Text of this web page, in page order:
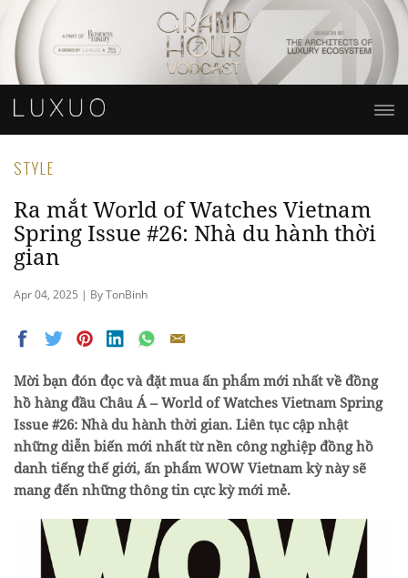
STYLE
Ra mắt World of Watches Vietnam
Spring Issue #26: Nhà du hành thời
gian
Apr 04, 2025 | By TonBinh
Mời bạn đón đọc và đặt mua ấn phẩm mới nhất về đồng
hồ hàng đầu Châu Á – World of Watches Vietnam Spring
Issue #26: Nhà du hành thời gian. Liên tục cập nhật
những diễn biến mới nhất từ nền công nghiệp đồng hồ
danh tiếng thế giới, ấn phẩm WOW Vietnam kỳ này sẽ
mang đến những thông tin cực kỳ mới mẻ.